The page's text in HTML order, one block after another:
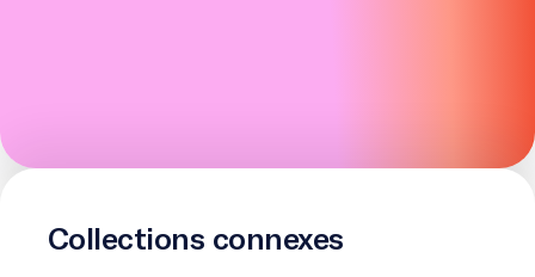
Collections connexes